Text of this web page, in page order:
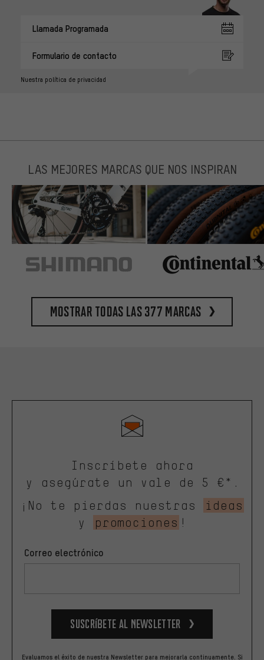
Llamada Programada
Formulario de contacto
Nuestra política de privacidad
LAS MEJORES MARCAS QUE NOS INSPIRAN
Mostrar todas las 377 marcas
Inscríbete ahora
y asegúrate un vale de 5 €*.
¡No te pierdas nuestras
ideas
y
promociones !
Correo electrónico
Suscríbete al newsletter
Evaluamos el éxito de nuestra Newsletter para mejorarla continuamente. Si